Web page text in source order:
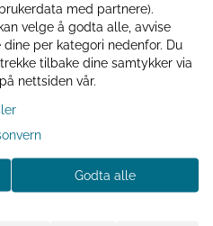
med partnere).
velge å godta alle, avvise
per kategori nedenfor. Du
tilbake dine samtykker via
nettsiden vår.
Godta alle